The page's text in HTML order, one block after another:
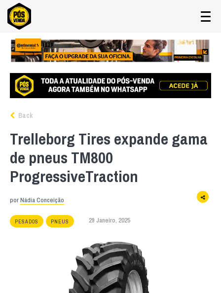
Back
Trelleborg Tires expande gama
de pneus TM800
ProgressiveTraction
porNádia Conceição
PESADOS PNEUS 29 Janeiro, 2025